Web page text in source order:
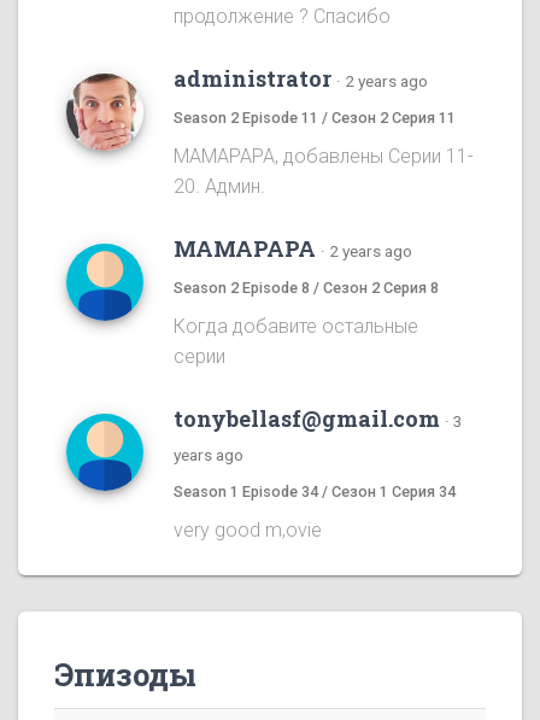
продолжение ? Спасибо
administrator · 2 years ago
Season 2 Episode 11 / Сезон 2 Серия 11
MAMAPAPA, добавлены Серии 11-
20. Админ.
MAMAPAPA · 2 years ago
Season 2 Episode 8 / Сезон 2 Серия 8
Когда добавите остальные
серии
tonybellasf@gmail.com · 3
years ago
Season 1 Episode 34 / Сезон 1 Серия 34
very good m,ovie
Эпизоды